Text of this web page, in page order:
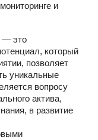
и
— это
который
позволяет
уникальные
вопросу
актива,
в развитие